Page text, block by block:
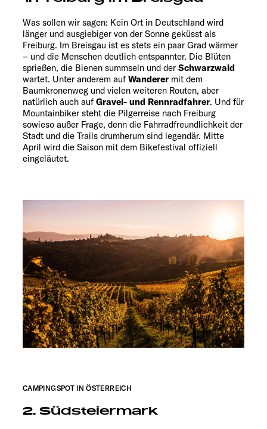
Was sollen wir sagen: Kein Ort in Deutschland wird
länger und ausgiebiger von der Sonne geküsst als
Freiburg. Im Breisgau ist es stets ein paar Grad wärmer
– und die Menschen deutlich entspannter. Die Blüten
sprießen, die Bienen summseln und der Schwarzwald
wartet. Unter anderem auf Wanderer mit dem
Baumkronenweg und vielen weiteren Routen, aber
natürlich auch auf Gravel- und Rennradfahrer. Und für
Mountainbiker steht die Pilgerreise nach Freiburg
sowieso außer Frage, denn die Fahrradfreundlichkeit der
Stadt und die Trails drumherum sind legendär. Mitte
April wird die Saison mit dem Bikefestival offiziell
eingeläutet.
CAMPINGSPOT IN ÖSTERREICH
2. Südsteiermark